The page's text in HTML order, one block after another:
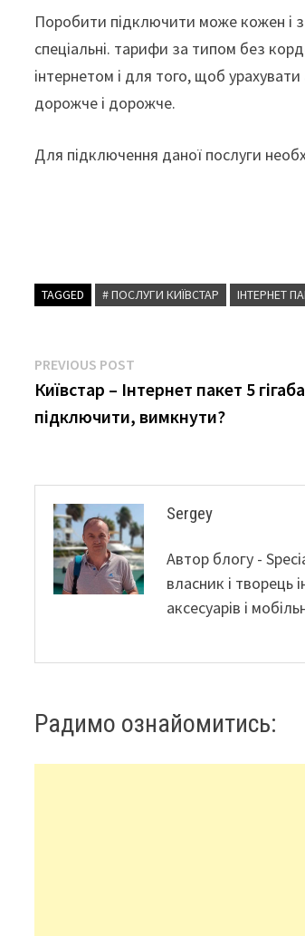
Поробити підключити може кожен і
спеціальні. тарифи за типом без
інтернетом і для того, щоб
дорожче і дорожче.
Для підключення даної послуги
TAGGED # ПОСЛУГИ КИЇВСТАР ІНТЕРНЕТ
Навігація
записів
PREVIOUS POST
post:
Київстар – Інтернет пакет 5
підключити, вимкнути?
Sergey
Автор блогу -
власник і творець
аксесуарів і
Радимо ознайомитись: